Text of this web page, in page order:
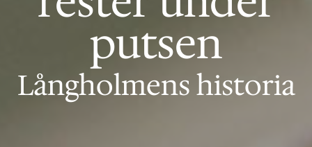
putsen
Långholmens historia